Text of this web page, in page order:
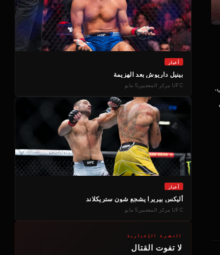
أخبار
بينيل داريوش بعد الهزيمة
UFC مركز المعجبين5 مايو
أخبار
أليكس بيريرا يشجع شون ستريكلاند
UFC مركز المعجبين5 مايو
النشرة الإخبارية
لا تفوت القتال